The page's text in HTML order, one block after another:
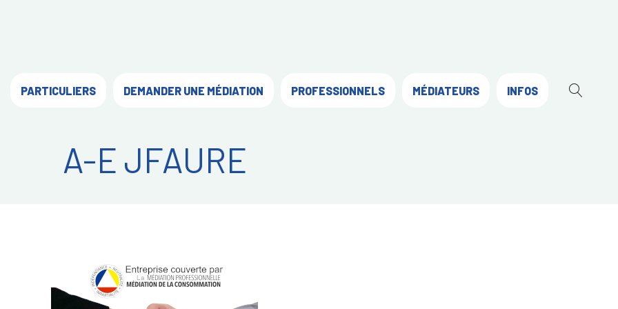
PARTICULIERS DEMANDER UNE MÉDIATION PROFESSIONNELS MÉDIATEURS INFOS
A-E JFAURE